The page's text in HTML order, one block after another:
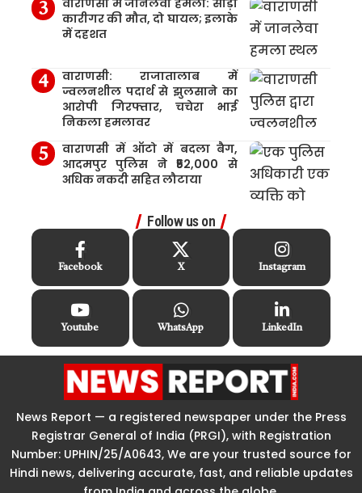
वाराणसी में जानलेवा हमला: साड़ी
कारीगर की मौत, दो घायल; इलाके
में दहशत
वाराणसी: राजातालाब में
ज्वलनशील पदार्थ से झुलसाने का
आरोपी गिरफ्तार, चचेरा भाई
निकला हमलावर
वाराणसी में ऑटो में बदला बैग,
आदमपुर पुलिस ने ₹52,000 से
अधिक नकदी सहित लौटाया
Follow us on
Facebook X Instagram
Youtube WhatsApp LinkedIn
News Report — a registered newspaper under the Press
Registrar General of India (PRGI), with Registration
Number: UPHIN/25/A0643, We are your trusted source for
Hindi news, delivering accurate, fast, and reliable updates